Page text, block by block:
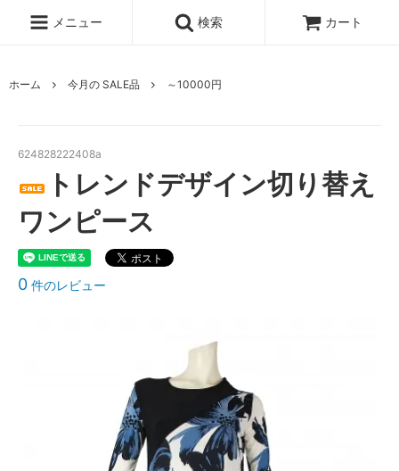
メニュー 検索 カート
ホーム 今月の SALE品 ～10000円
624828222408a
トレンドデザイン切り替え
ワンピース
0 件のレビュー